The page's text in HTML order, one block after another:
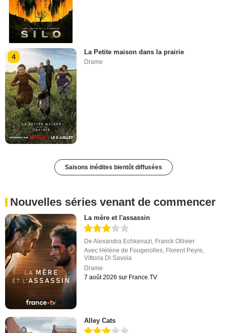
4
La Petite maison dans la prairie
Drame
Saisons inédites bientôt diffusées
Nouvelles séries venant de commencer
La mère et l'assassin
DeAlexandra Echkenazi Franck Ollivier
Avec Hélène de Fougerolles Florent Peyre
Vittoria Di Savoia
Drame
7 août 2026 sur France.TV
Alley Cats